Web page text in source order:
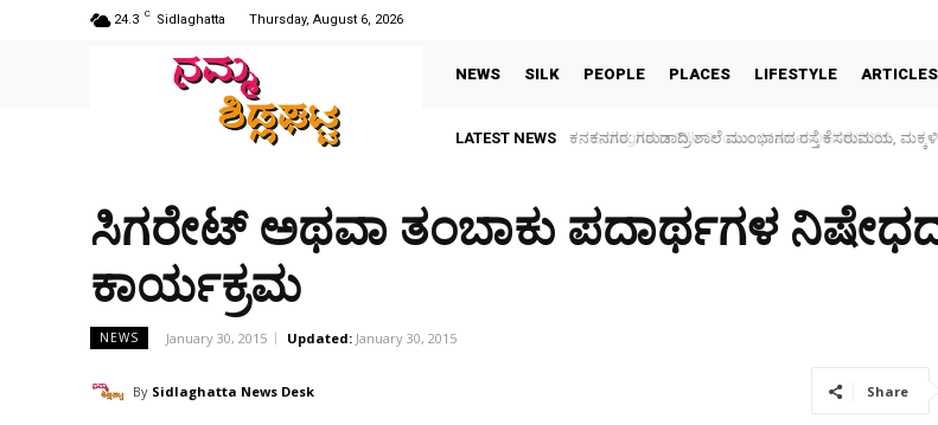
24.3 C Sidlaghatta Thursday, August 6, 2026
NEWS SILK PEOPLE PLACES LIFESTYLE ARTICLES
LATEST NEWS Sidlaghatta Silk Cocoon Market-06/08/2026
ಸಿಗರೇಟ್ ಅಥವಾ ತಂಬಾಕು ಪದಾರ್ಥಗಳ
ಕಾರ್ಯಕ್ರಮ
NEWS January 30, 2015 Updated: January 30, 2015
By Sidlaghatta News Desk Share